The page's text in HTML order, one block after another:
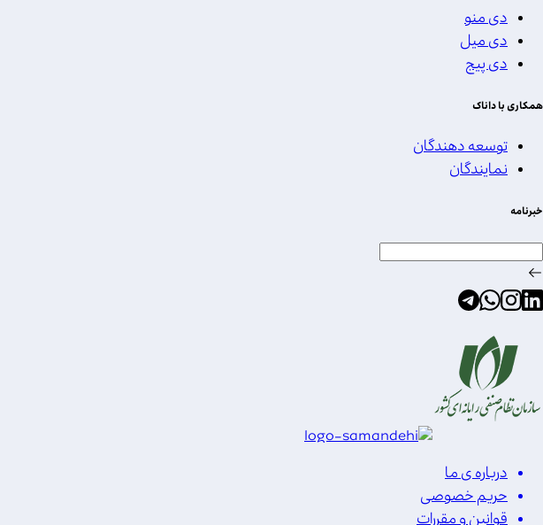
دی منو
دی میل
دی پیج
همکاری با داناک
توسعه دهندگان
نمایندگان
خبرنامه
درباره ی ما
حریم خصوصی
قوانین و مقررات